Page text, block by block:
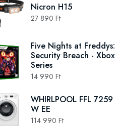
Nicron H15
27 890 Ft
Five Nights at Freddys:
Security Breach - Xbox
Series
14 990 Ft
WHIRLPOOL FFL 7259
W EE
114 990 Ft